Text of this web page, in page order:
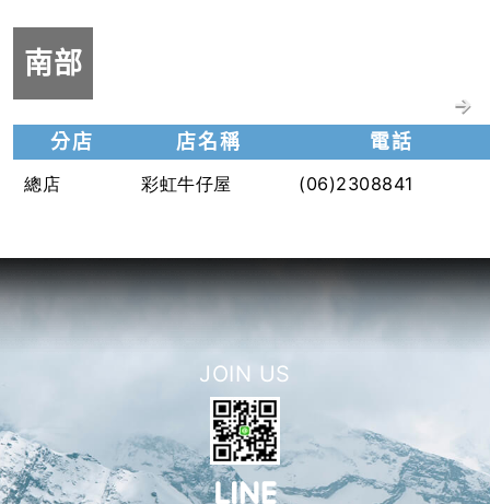
南部
分店 店名稱 電話
總店 彩虹牛仔屋 (06)2308841
JOIN US